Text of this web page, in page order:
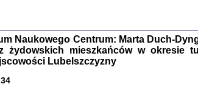
Naukowego Centrum: Marta Duch-
żydowskich mieszkańców w okresie
Lubelszczyzny